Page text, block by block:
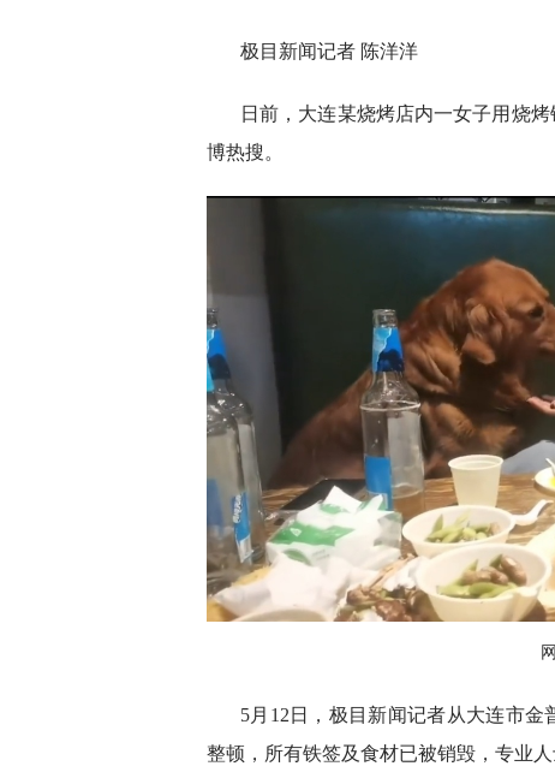
极目新闻记者 陈洋洋
日前，大连某烧烤店内一女子用烧
博热搜。
5月12日，极目新闻记者从大连市
整顿，所有铁签及食材已被销毁，专业